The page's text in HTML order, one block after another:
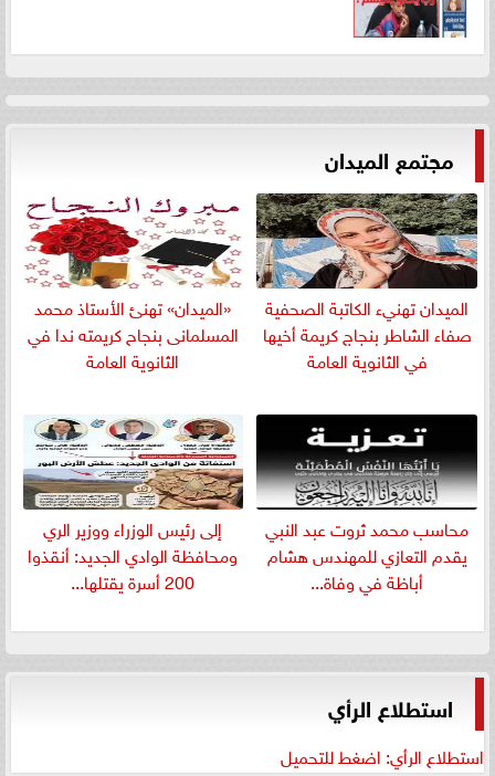
مجتمع الميدان
الميدان تهنيء الكاتبة الصحفية
صفاء الشاطر بنجاج كريمة أخيها
في الثانوية العامة
«الميدان» تهنئ الأستاذ محمد
المسلمانى بنجاح كريمته ندا في
الثانوية العامة
​محاسب محمد ثروت عبد النبي
يقدم التعازي للمهندس هشام
أباظة في وفاة...
إلى رئيس الوزراء ووزير الري
ومحافظة الوادي الجديد: أنقذوا
200 أسرة يقتلها...
استطلاع الرأي
استطلاع الرأي: اضغط للتحميل